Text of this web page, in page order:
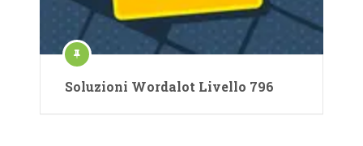
Soluzioni Wordalot Livello 796